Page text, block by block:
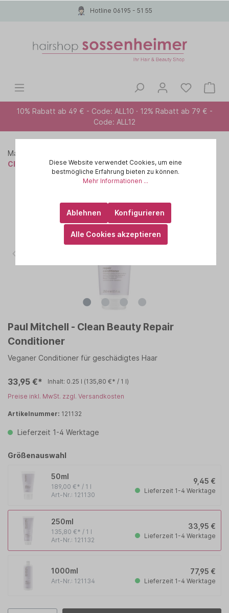
Hotline 06195 - 51 55
10% Rabatt ab 49 € - Code: ALL10 · 12% Rabatt ab 79 € -
Code: ALL12
Marken A-Z
Clean Beauty Repair
Paul Mitchell - Clean Beauty Repair
Conditioner
Veganer Conditioner für geschädigtes Haar
33,95 €* Inhalt: 0.25 l (135,80 €* / 1 l)
Preise inkl. MwSt. zzgl. Versandkosten
Artikelnummer: 121132
Lieferzeit 1-4 Werktage
Größenauswahl
50ml
189,00 €* / 1 l
Art-Nr.: 121130
9,45 €
Lieferzeit 1-4 Werktage
250ml
135,80 €* / 1 l
Art-Nr.: 121132
33,95 €
Lieferzeit 1-4 Werktage
1000ml
Art-Nr.: 121134
77,95 €
Lieferzeit 1-4 Werktage
Diese Website verwendet Cookies, um eine
bestmögliche Erfahrung bieten zu können.
Mehr Informationen ...
Ablehnen Konfigurieren
Alle Cookies akzeptieren